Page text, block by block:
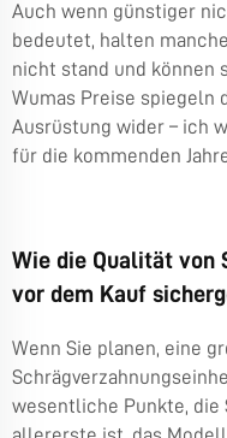
Auch wenn günstiger
bedeutet, halten
nicht stand und können
Wumas Preise spiegeln
Ausrüstung wider – ich
für die kommenden
Wie die Qualität von
vor dem Kauf
Wenn Sie planen, eine
wesentliche Punkte, die